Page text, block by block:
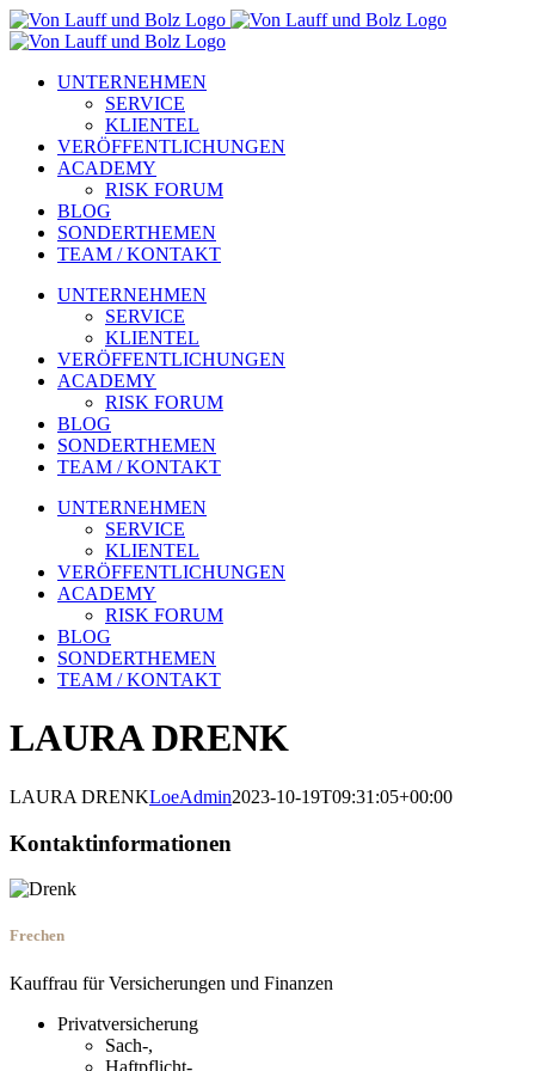
Zum
Inhalt
UNTERNEHMEN
SERVICE
KLIENTEL
VERÖFFENTLICHUNGEN
ACADEMY
RISK FORUM
BLOG
SONDERTHEMEN
TEAM / KONTAKT
UNTERNEHMEN
SERVICE
KLIENTEL
VERÖFFENTLICHUNGEN
ACADEMY
RISK FORUM
BLOG
SONDERTHEMEN
TEAM / KONTAKT
UNTERNEHMEN
SERVICE
KLIENTEL
VERÖFFENTLICHUNGEN
ACADEMY
RISK FORUM
BLOG
SONDERTHEMEN
TEAM / KONTAKT
LAURA DRENK
LAURA DRENKLoeAdmin2023-10-19T09:31:05+00:00
Kontaktinformationen
Frechen
Kauffrau für Versicherungen und Finanzen
Privatversicherung
Sach-,
Haftpflicht-,